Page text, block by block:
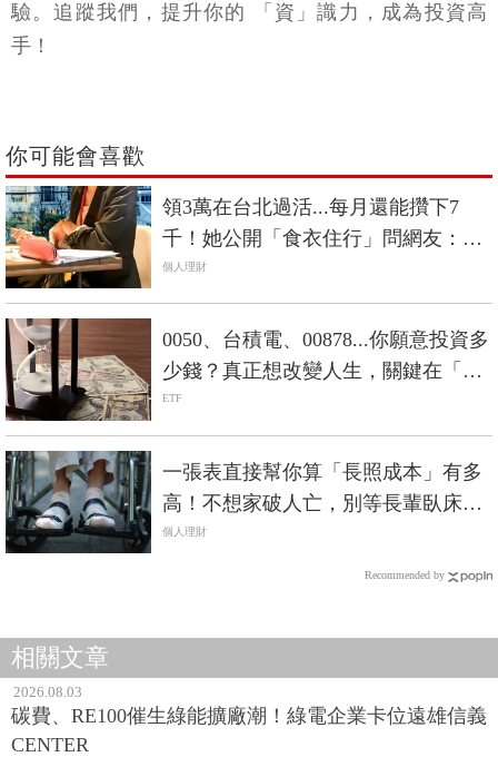
驗。追蹤我們，提升你的 「資」識力，成為投資高
手！
你可能會喜歡
領3萬在台北過活...每月還能攢下7
千！她公開「食衣住行」問網友：你
過得了這種生活？
個人理財
0050、台積電、00878...你願意投資多
少錢？真正想改變人生，關鍵在「數
大」
ETF
一張表直接幫你算「長照成本」有多
高！不想家破人亡，別等長輩臥床才
開始籌錢
個人理財
Recommended by
相關文章
2026.08.03
碳費、RE100催生綠能擴廠潮！綠電企業卡位遠雄信義
CENTER